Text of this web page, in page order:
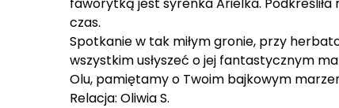
czas.
Spotkanie w tak miłym gronie, przy
wszystkim usłyszeć o jej fantastycznym
Olu, pamiętamy o Twoim bajkowym
Relacja: Oliwia S.